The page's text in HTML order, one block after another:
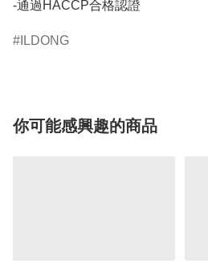
-通過HACCP合格認證
ILDONG
你可能感興趣的商品